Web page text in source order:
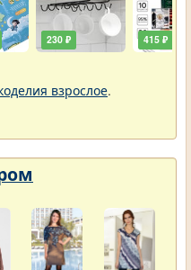
230 ₽ 415 ₽
взрослое.